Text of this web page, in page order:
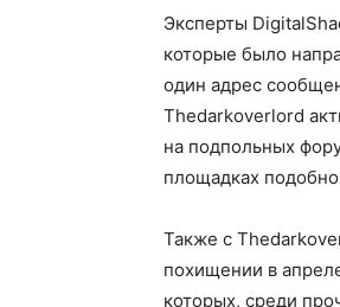
Эксперты
которые было
один адрес
Thedarkoverlord
на подпольных
площадках
Также с
похищении в
которых, среди